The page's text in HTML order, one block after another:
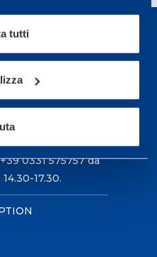
tutti
Italia.
ulteriori
0331 575757 da
17.30.